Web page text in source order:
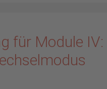
für Module IV: